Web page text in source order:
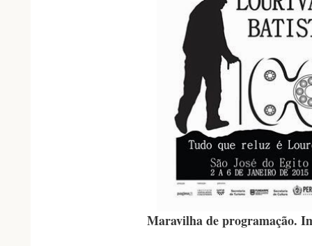
Maravilha de programação.